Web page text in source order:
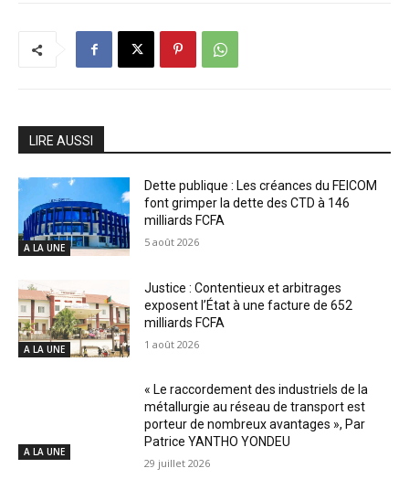
LIRE AUSSI
A LA UNE
Dette publique : Les créances du FEICOM
font grimper la dette des CTD à 146
milliards FCFA
5 août 2026
A LA UNE
Justice : Contentieux et arbitrages
exposent l’État à une facture de 652
milliards FCFA
1 août 2026
A LA UNE
« Le raccordement des industriels de la
métallurgie au réseau de transport est
porteur de nombreux avantages », Par
Patrice YANTHO YONDEU
29 juillet 2026